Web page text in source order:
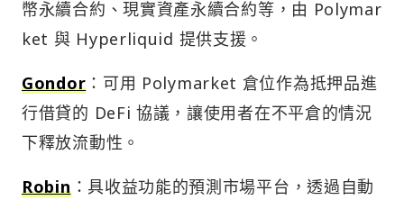
幣永續合約、現實資產永續合約等，由 Polymar
ket 與 Hyperliquid 提供支援。
Gondor ：可用 Polymarket 倉位作為抵押品進
行借貸的 DeFi 協議，讓使用者在不平倉的情況
下釋放流動性。
Robin：具收益功能的預測市場平台，透過自動